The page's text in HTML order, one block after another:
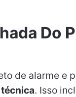
Do
de alarme e
. Isso